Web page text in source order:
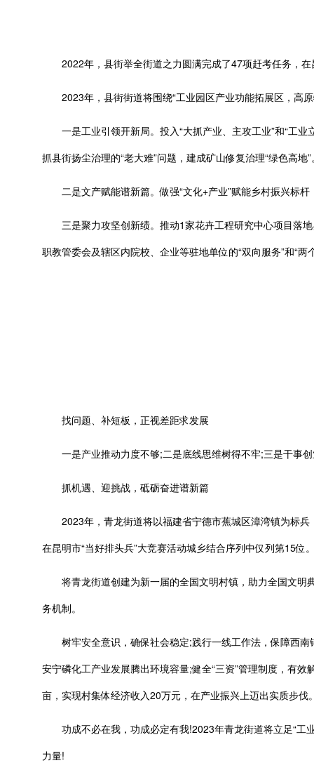
2022年，县街举全街道之力圆满完成了47项赶考任务，在
2023年，县街街道将围绕“工业园区产业功能拓展区，高原
一是工业引领开新局。投入“大抓产业、主攻工业”和“工业
抓县街扬尘治理的“老大难”问题，建成矿山修复治理“绿色高地”
二是文产赋能谱新篇。做强“文化+产业”赋能乡村振兴标
三是聚力攻坚创新绩。推动1家花卉工程研究中心项目落地
职教管委会及辖区内院校、企业等驻地单位的“双向服务”和“
找问题、补短板，正视差距求发展
一是产业推动力度不够;二是底线思维树得不牢;三是干事创
抓机遇、迎挑战，砥砺奋进谱新篇‍
2023年，青龙街道将以福建省宁德市蕉城区漳湾镇为标兵
在昆明市“当好排头兵”大竞赛活动城乡结合序列中仅列第15位
将青龙街道创建为新一届的全国文明村镇，助力全国文明
务机制。
树牢安全意识，确保社会稳定;践行一线工作法，保障西南
安宁磷化工产业发展腾出环境容量;健全“三资”管理制度，有
亩，实现村集体经济收入20万元，在产业振兴上迈出实质步伐
功成不必在我，功成必定有我!2023年青龙街道将立足“工
力量!